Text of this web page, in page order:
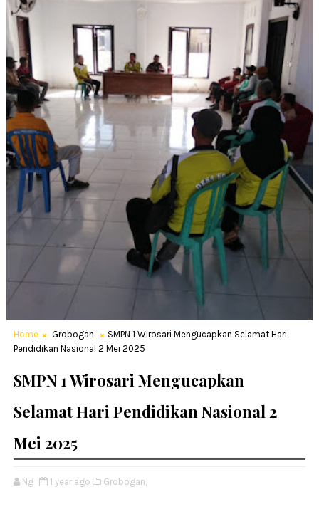
Home Grobogan
SMPN 1 Wirosari Mengucapkan Selamat Hari
Pendidikan Nasional 2 Mei 2025
SMPN 1 Wirosari Mengucapkan
Selamat Hari Pendidikan Nasional 2
Mei 2025
Ng 1 year ago Grobogan,